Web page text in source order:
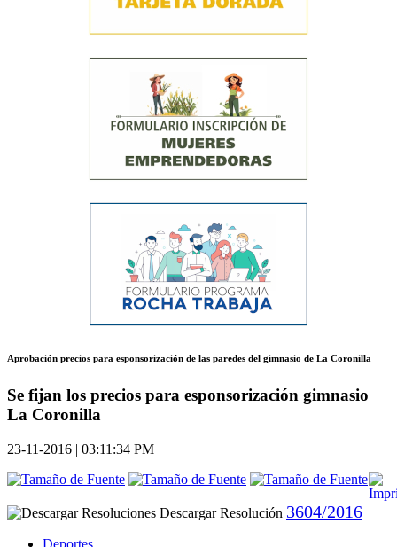
Aprobación precios para esponsorización de las paredes del gimnasio de La Coronilla
Se fijan los precios para esponsorización gimnasio
La Coronilla
23-11-2016 | 03:11:34 PM
Descargar Resolución 3604/2016
Deportes